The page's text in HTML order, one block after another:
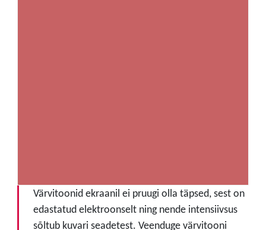
Värvitoonid ekraanil ei pruugi olla täpsed, sest on
edastatud elektroonselt ning nende intensiivsus
sõltub kuvari seadetest. Veenduge värvitooni